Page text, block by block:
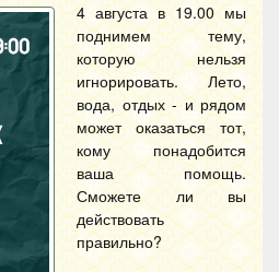
4 августа в 19.00 мы
поднимем тему,
которую нельзя
игнорировать. Лето,
вода, отдых - и рядом
может оказаться тот,
кому понадобится
ваша помощь.
Сможете ли вы
действовать
правильно?